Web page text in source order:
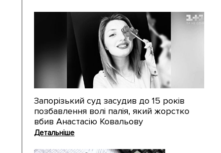
Запорізький суд засудив до 15 років
позбавлення волі палія, який жорстко
вбив Анастасію Ковальову
Детальніше